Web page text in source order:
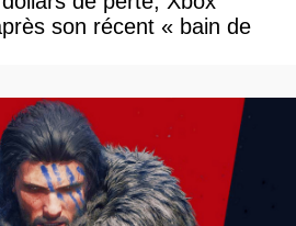
son récent « bain de